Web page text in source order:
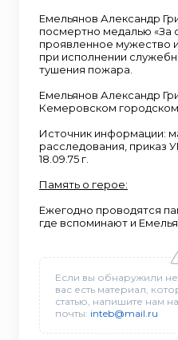
Емельянов Александр
посмертно медалью «За
проявленное мужество
при исполнении
тушения пожара.
Емельянов Александр
Кемеровском
Источник информации:
расследования,
18.09.75 г.
Память о герое:
Ежегодно проводятся
где вспоминают и
Если вы обнаружили
вас есть материал,
статью, напишите нам
почты: inteb@mail.ru